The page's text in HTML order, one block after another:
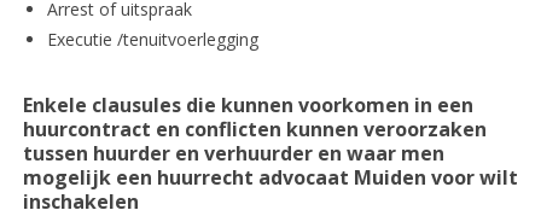
Arrest of uitspraak
Executie /tenuitvoerlegging
Enkele clausules die kunnen voorkomen in een
huurcontract en conflicten kunnen veroorzaken
tussen huurder en verhuurder en waar men
mogelijk een huurrecht advocaat Muiden voor wilt
inschakelen